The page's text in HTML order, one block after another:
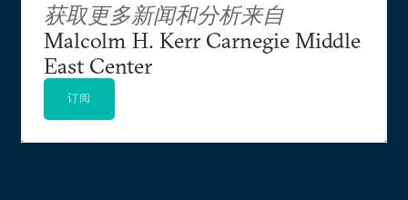
获取更多新闻和分析来自
Malcolm H. Kerr Carnegie Middle
East Center
订阅